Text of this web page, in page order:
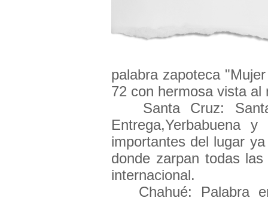
palabra zapoteca
72 con hermosa vista al
Santa Cruz: Santa
Entrega,Yerbabuena
importantes del lugar
donde zarpan todas
internacional.
Chahué: Palabra